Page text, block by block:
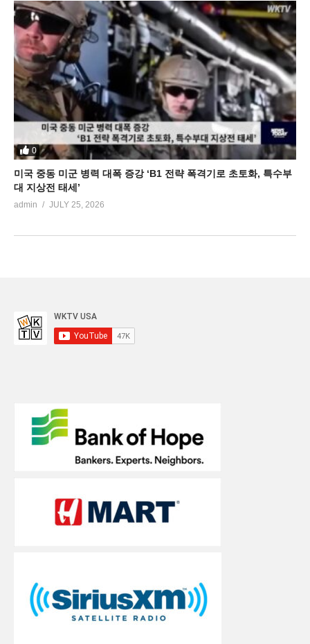
0
미국 중동 미군 병력 대폭 증강 ‘B1 전략 폭격기로 초토화, 특수부
대 지상전 태세’
admin JULY 25, 2026